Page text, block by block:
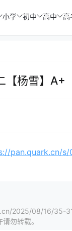
小学 初中 高中 高
【杨雪】A+
pan.quark.cn/
2025/08/16/35-
勿转载。